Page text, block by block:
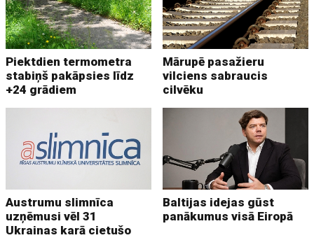
Piektdien termometra
stabiņš pakāpsies līdz
+24 grādiem
Mārupē pasažieru
vilciens sabraucis
cilvēku
Austrumu slimnīca
uzņēmusi vēl 31
Ukrainas karā cietušo
Baltijas idejas gūst
panākumus visā Eiropā